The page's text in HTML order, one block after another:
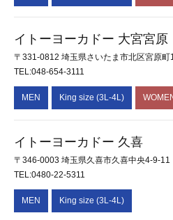
イトーヨーカドー 大宮宮原
〒331-0812 埼玉県さいたま市北区宮原
TEL:048-654-3111
MEN King size (3L-4L)
イトーヨーカドー 久喜
〒346-0003 埼玉県久喜市久喜中央4-9-11
TEL:0480-22-5311
MEN King size (3L-4L)